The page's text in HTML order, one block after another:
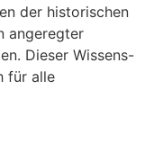
der historischen
angeregter
Dieser Wissens-
für alle